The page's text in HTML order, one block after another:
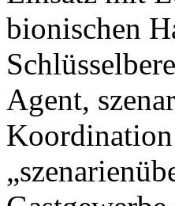
bionischen
Agent,